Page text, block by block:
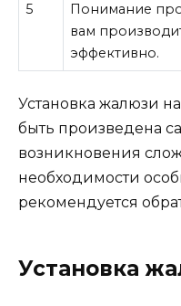
5
Понимание
вам
эффективно.
Установка жалюзи
быть произведена
возникновения
необходимости
рекомендуется
Установка